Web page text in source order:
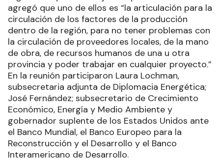
agregó que uno de ellos es “la articulación para la
circulación de los factores de la producción
dentro de la región, para no tener problemas con
la circulación de proveedores locales, de la mano
de obra, de recursos humanos de una u otra
provincia y poder trabajar en cualquier proyecto.”
En la reunión participaron Laura Lochman,
subsecretaria adjunta de Diplomacia Energética;
José Fernández; subsecretario de Crecimiento
Económico, Energía y Medio Ambiente y
gobernador suplente de los Estados Unidos ante
el Banco Mundial, el Banco Europeo para la
Reconstrucción y el Desarrollo y el Banco
Interamericano de Desarrollo.